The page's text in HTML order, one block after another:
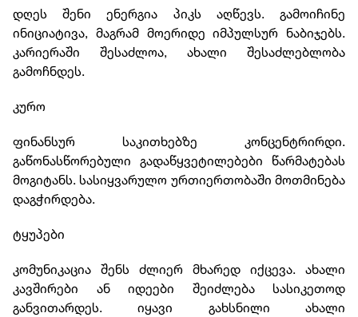
დღეს შენი ენერგია პიკს აღწევს. გამოიჩინე
ინიციატივა, მაგრამ მოერიდე იმპულსურ ნაბიჯებს.
კარიერაში შესაძლოა, ახალი შესაძლებლობა
გამოჩნდეს.
კურო
ფინანსურ საკითხებზე კონცენტრირდი.
გაწონასწორებული გადაწყვეტილებები წარმატებას
მოგიტანს. სასიყვარულო ურთიერთობაში მოთმინება
დაგჭირდება.
ტყუპები
კომუნიკაცია შენს ძლიერ მხარედ იქცევა. ახალი
კავშირები ან იდეები შეიძლება სასიკეთოდ
განვითარდეს. იყავი გახსნილი ახალი